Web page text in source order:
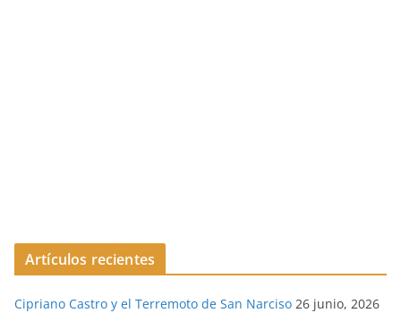
Artículos recientes
Cipriano Castro y el Terremoto de San Narciso 26 junio, 2026